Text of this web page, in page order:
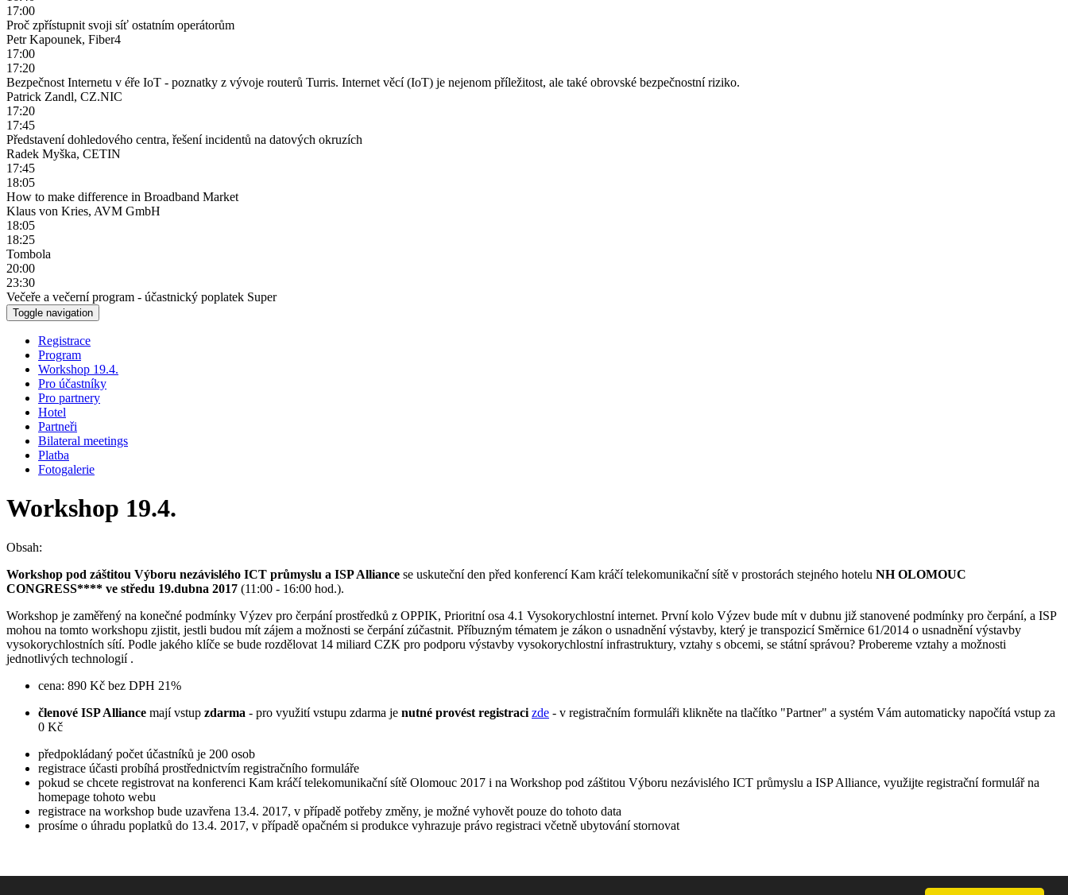
17:00
Proč zpřístupnit svoji síť ostatním operátorům
Petr Kapounek, Fiber4
17:00
17:20
Bezpečnost Internetu v éře IoT - poznatky z vývoje routerů Turris. Internet věcí (IoT) je nejenom příležitost, ale také obrovské bezpečnostní riziko.
Patrick Zandl, CZ.NIC
17:20
17:45
Představení dohledového centra, řešení incidentů na datových okruzích
Radek Myška, CETIN
17:45
18:05
How to make difference in Broadband Market
Klaus von Kries, AVM GmbH
18:05
18:25
Tombola
20:00
23:30
Večeře a večerní program - účastnický poplatek Super
Toggle navigation
Registrace
Program
Workshop 19.4.
Pro účastníky
Pro partnery
Hotel
Partneři
Bilateral meetings
Platba
Fotogalerie
Workshop 19.4.
Obsah:
Workshop pod záštitou Výboru nezávislého ICT průmyslu a ISP Alliance se uskuteční den před konferencí Kam kráčí telekomunikační sítě v prostorách stejného hotelu NH OLOMOUC
CONGRESS**** ve středu 19.dubna 2017 (11:00 - 16:00 hod.).
Workshop je zaměřený na konečné podmínky Výzev pro čerpání prostředků z OPPIK, Prioritní osa 4.1 Vysokorychlostní internet. První kolo Výzev bude mít v dubnu již stanovené podmínky pro čerpání, a ISP
mohou na tomto workshopu zjistit, jestli budou mít zájem a možnosti se čerpání zúčastnit. Příbuzným tématem je zákon o usnadnění výstavby, který je transpozicí Směrnice 61/2014 o usnadnění výstavby
vysokorychlostních sítí. Podle jakého klíče se bude rozdělovat 14 miliard CZK pro podporu výstavby vysokorychlostní infrastruktury, vztahy s obcemi, se státní správou? Probereme vztahy a možnosti
jednotlivých technologií .
cena: 890 Kč bez DPH 21%
členové ISP Alliance mají vstup zdarma - pro využití vstupu zdarma je nutné provést registraci zde - v registračním formuláři klikněte na tlačítko "Partner" a systém Vám automaticky napočítá vstup za
0 Kč
předpokládaný počet účastníků je 200 osob
registrace účasti probíhá prostřednictvím registračního formuláře
pokud se chcete registrovat na konferenci Kam kráčí telekomunikační sítě Olomouc 2017 i na Workshop pod záštitou Výboru nezávislého ICT průmyslu a ISP Alliance, využijte registrační formulář na
homepage tohoto webu
registrace na workshop bude uzavřena 13.4. 2017, v případě potřeby změny, je možné vyhovět pouze do tohoto data
prosíme o úhradu poplatků do 13.4. 2017, v případě opačném si produkce vyhrazuje právo registraci včetně ubytování stornovat